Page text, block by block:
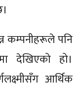
कम्पनीहरूले पनि
देखिएको हो।
आर्थिक